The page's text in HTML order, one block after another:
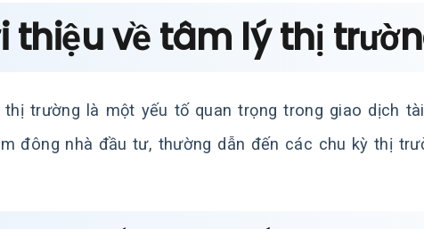
thiệu về tâm lý thị
thị trường là một yếu tố quan trọng trong giao dịch
đông nhà đầu tư, thường dẫn đến các chu kỳ thị